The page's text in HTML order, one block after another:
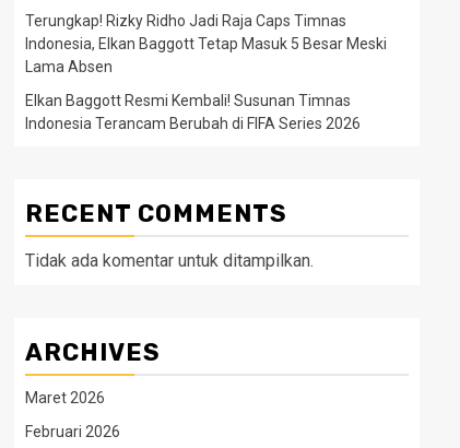
Terungkap! Rizky Ridho Jadi Raja Caps Timnas
Indonesia, Elkan Baggott Tetap Masuk 5 Besar Meski
Lama Absen
Elkan Baggott Resmi Kembali! Susunan Timnas
Indonesia Terancam Berubah di FIFA Series 2026
RECENT COMMENTS
Tidak ada komentar untuk ditampilkan.
ARCHIVES
Maret 2026
Februari 2026